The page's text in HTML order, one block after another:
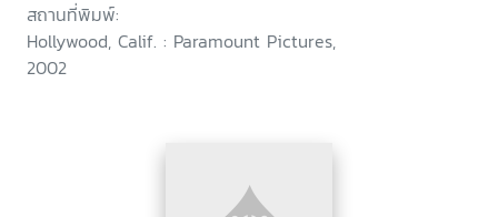
สถานที่พิมพ์:
Hollywood, Calif. : Paramount Pictures,
2002